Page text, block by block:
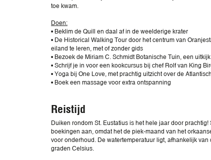
toe kwam.
Doen:
• Beklim de Quill en daal af in de weelderige krater
• De Historical Walking Tour door het centrum van
eiland te leren, met of zonder gids
• Bezoek de Miriam C. Schmidt Botanische Tuin, een
• Schrijf je in voor een kookcursus bij chef Rolf van King
• Yoga bij One Love, met prachtig uitzicht over de
• Boek een massage voor extra ontspanning
Reistijd
Duiken rondom St. Eustatius is het hele jaar door
boekingen aan, omdat het de piek-maand van het
voor onderhoud. De watertemperatuur ligt, afhankelijk
graden Celsius.